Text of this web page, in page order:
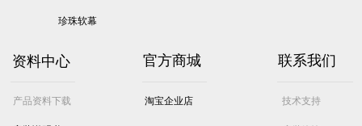
淘宝企业店
资料中心 官方商城 联系我们
产品资料下载 技术支持
珍珠软幕